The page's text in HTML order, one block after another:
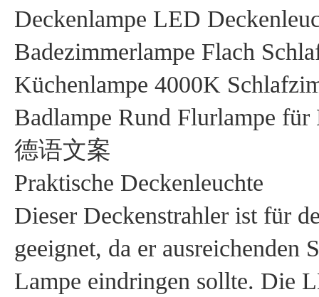
Deckenlampe LED
Badezimmerlampe Flach
Küchenlampe 4000K
Badlampe Rund Flurlampe
德语文案
Praktische Deckenleuchte
Dieser Deckenstrahler ist für
geeignet, da er ausreichenden
Lampe eindringen sollte. Die